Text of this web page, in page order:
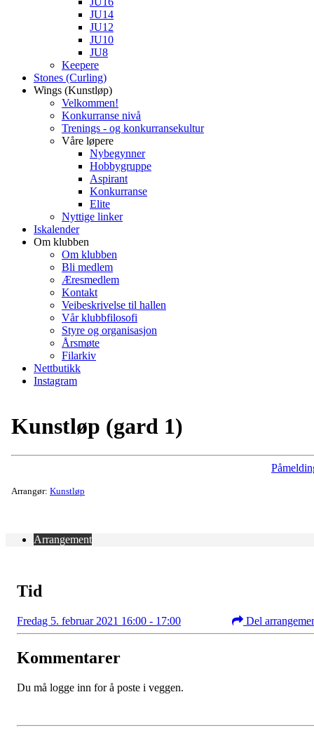
JU14
JU12
JU10
JU8
Keepere
Stones (Curling)
Wings (Kunstløp)
Velkommen!
Konkurranse nivå
Trenings - og konkurransekultur
Våre løpere
Nybegynner
Hobbygruppe
Aspirant
Konkurranse
Elite
Nyttige linker
Iskalender
Om klubben
Om klubben
Bli medlem
Æresmedlem
Kontakt
Veibeskrivelse til hallen
Vår klubbfilosofi
Styre og organisasjon
Årsmøte
Filarkiv
Nettbutikk
Instagram
Kunstløp (gard 1)
Arrangør: Kunstløp
Arrangement
Tid
Fredag 5. februar 2021 16:00 - 17:00 Del
Kommentarer
Du må logge inn for å poste i veggen.